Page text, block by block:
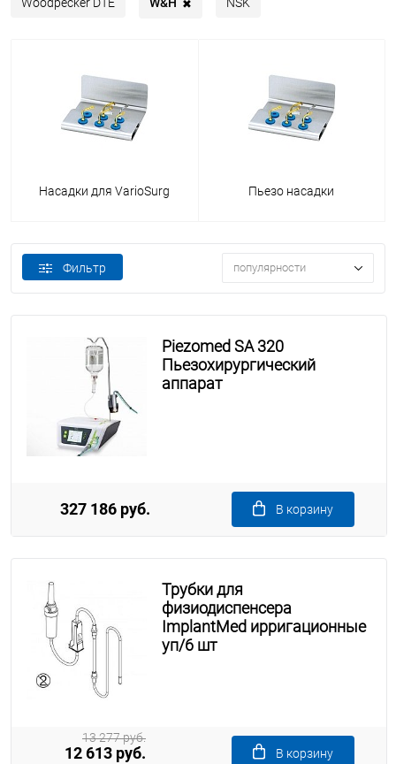
Woodpecker DTE ✖ NSK
Насадки для VarioSurg Пьезо насадки
Фильтр популярности
Piezomed SA 320
Пьезохирургический
аппарат
327 186 руб. В корзину
Трубки для
физиодиспенсера
ImplantMed ирригационные
уп/6 шт
12 613 руб.
13 277 руб.
В корзину